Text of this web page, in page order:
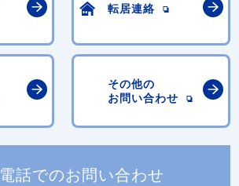
転居連絡
その他の
お問い合わせ
電話でのお問い合わせ